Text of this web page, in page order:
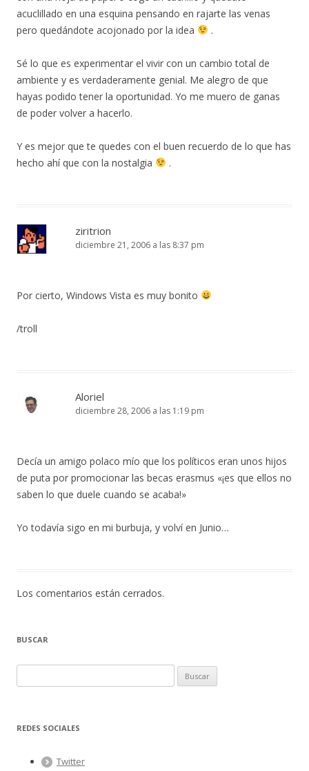
acuclillado en una esquina pensando en rajarte las venas
pero quedándote acojonado por la idea
.
Sé lo que es experimentar el vivir con un cambio total de
ambiente y es verdaderamente genial. Me alegro de que
hayas podido tener la oportunidad. Yo me muero de ganas
de poder volver a hacerlo.
Y es mejor que te quedes con el buen recuerdo de lo que has
hecho ahí que con la nostalgia
.
ziritrion
diciembre 21, 2006 a las 8:37 pm
Por cierto, Windows Vista es muy bonito
/troll
Aloriel
diciembre 28, 2006 a las 1:19 pm
Decía un amigo polaco mío que los políticos eran unos hijos
de puta por promocionar las becas erasmus «¡es que ellos no
saben lo que duele cuando se acaba!»
Yo todavía sigo en mi burbuja, y volví en Junio…
Los comentarios están cerrados.
BUSCAR
u
c
REDES SOCIALES
Twitter